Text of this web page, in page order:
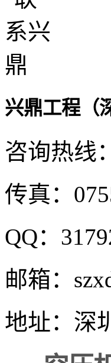
兴鼎工程（
咨询热线：
传真：
QQ：
邮箱：
地址： 深